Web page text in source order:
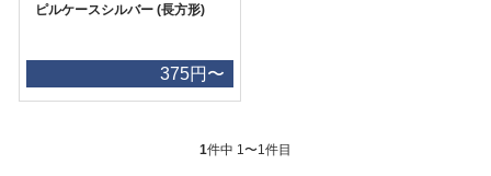
ピルケースシルバー (長方形)
375円〜
1件中 1〜1件目